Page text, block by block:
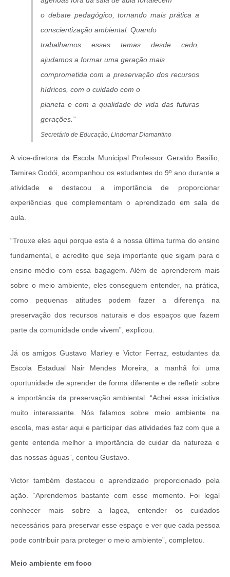
o debate pedagógico, tornando mais prática a
conscientização ambiental. Quando
trabalhamos esses temas desde cedo,
ajudamos a formar uma geração mais
comprometida com a preservação dos recursos
hídricos, com o cuidado com o
planeta e com a qualidade de vida das futuras
gerações.”
Secretário de Educação, Lindomar Diamantino
A vice-diretora da Escola Municipal Professor Geraldo Basílio,
Tamires Godói, acompanhou os estudantes do 9º ano durante a
atividade e destacou a importância de proporcionar
experiências que complementam o aprendizado em sala de
aula.
“Trouxe eles aqui porque esta é a nossa última turma do ensino
fundamental, e acredito que seja importante que sigam para o
ensino médio com essa bagagem. Além de aprenderem mais
sobre o meio ambiente, eles conseguem entender, na prática,
como pequenas atitudes podem fazer a diferença na
preservação dos recursos naturais e dos espaços que fazem
parte da comunidade onde vivem”, explicou.
Já os amigos Gustavo Marley e Victor Ferraz, estudantes da
Escola Estadual Nair Mendes Moreira, a manhã foi uma
oportunidade de aprender de forma diferente e de refletir sobre
a importância da preservação ambiental. “Achei essa iniciativa
muito interessante. Nós falamos sobre meio ambiente na
escola, mas estar aqui e participar das atividades faz com que a
gente entenda melhor a importância de cuidar da natureza e
das nossas águas”, contou Gustavo.
Victor também destacou o aprendizado proporcionado pela
ação. “Aprendemos bastante com esse momento. Foi legal
conhecer mais sobre a lagoa, entender os cuidados
necessários para preservar esse espaço e ver que cada pessoa
pode contribuir para proteger o meio ambiente”, completou.
Meio ambiente em foco